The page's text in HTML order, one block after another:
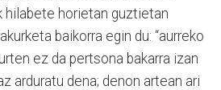
hilabete horietan guztietan
baikorra egin du: “aurreko
ez da pertsona bakarra izan
arduratu dena; denon artean ari